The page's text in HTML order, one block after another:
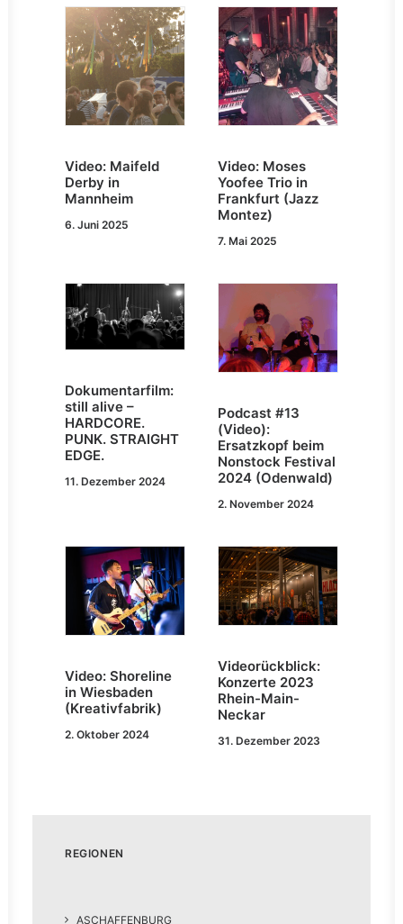
Video: Maifeld
Derby in
Mannheim
6. Juni 2025
Video: Moses
Yoofee Trio in
Frankfurt (Jazz
Montez)
7. Mai 2025
Dokumentarfilm:
still alive –
HARDCORE.
PUNK. STRAIGHT
EDGE.
11. Dezember 2024
Podcast #13
(Video):
Ersatzkopf beim
Nonstock Festival
2024 (Odenwald)
2. November 2024
Video: Shoreline
in Wiesbaden
(Kreativfabrik)
2. Oktober 2024
Videorückblick:
Konzerte 2023
Rhein-Main-
Neckar
31. Dezember 2023
REGIONEN
ASCHAFFENBURG